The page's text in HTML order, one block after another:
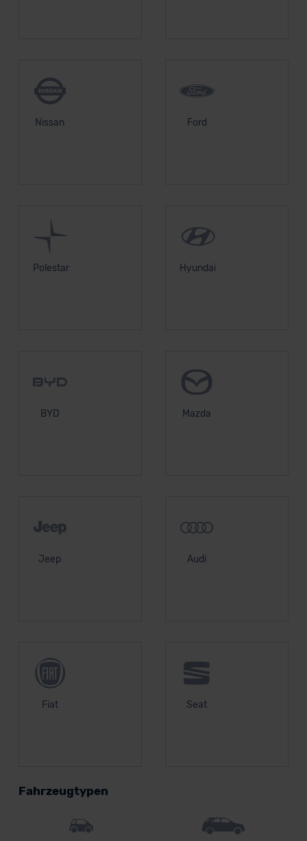
Nissan Ford
Polestar Hyundai
BYD Mazda
Jeep Audi
Fiat Seat
Fahrzeugtypen